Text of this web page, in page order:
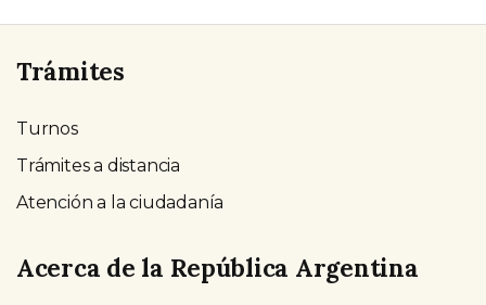
Trámites
Turnos
Trámites a distancia
Atención a la ciudadanía
Acerca de la República Argentina